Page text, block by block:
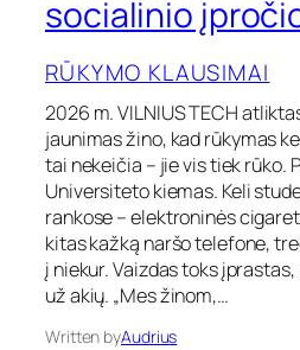
m
a
s
r
ū
o
n
e
d
ė
l
i
n
f
socialinio
RŪKYMO KLAUSIMAI
2026 m. VILNIUS TECH
jaunimas žino, kad rūkymas
tai nekeičia – jie vis tiek rūko.
Universiteto kiemas. Keli
rankose – elektroninės
kitas kažką naršo telefone,
į niekur. Vaizdas toks
už akių. „Mes žinom,…
Written byAudrius